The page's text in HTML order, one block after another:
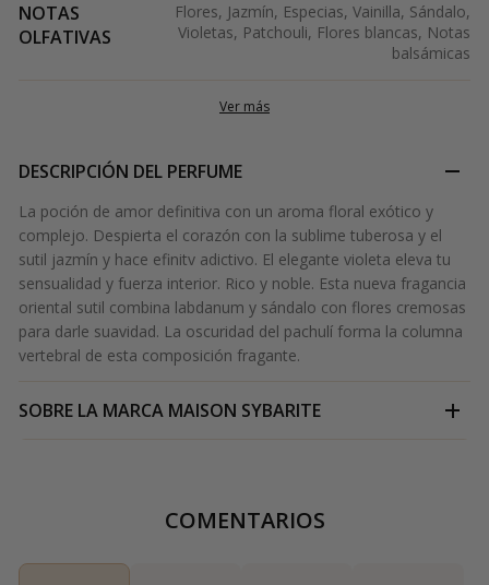
NOTAS
OLFATIVAS
Flores, Jazmín, Especias, Vainilla, Sándalo,
Violetas, Patchouli, Flores blancas, Notas
balsámicas
Ver más
DESCRIPCIÓN DEL PERFUME
La poción de amor definitiva con un aroma floral exótico y
complejo. Despierta el corazón con la sublime tuberosa y el
sutil jazmín y hace efinitv adictivo. El elegante violeta eleva tu
sensualidad y fuerza interior. Rico y noble. Esta nueva fragancia
oriental sutil combina labdanum y sándalo con flores cremosas
para darle suavidad. La oscuridad del pachulí forma la columna
vertebral de esta composición fragante.
SOBRE LA MARCA MAISON SYBARITE
COMENTARIOS